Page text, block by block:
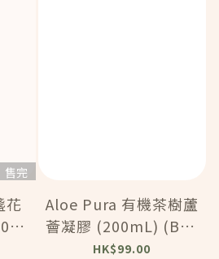
售完
花
Aloe Pura 有機茶樹蘆
薈凝膠 (200mL) (BC1
07)
HK$99.00